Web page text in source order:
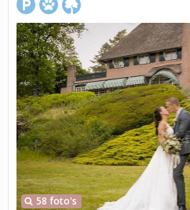
58 foto's